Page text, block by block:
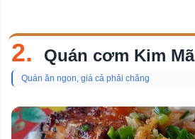
2. Quán cơm Kim Mã
Quán ăn ngon, giá cả phải chăng